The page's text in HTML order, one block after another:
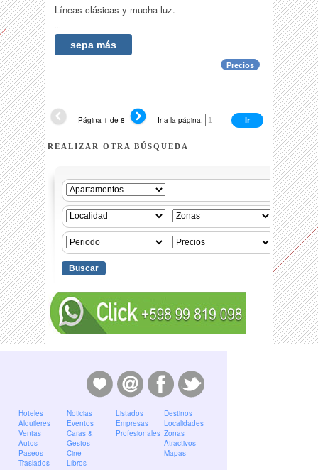
Líneas clásicas y mucha luz.
...
sepa más
Precios
Página 1 de 8 Ir a la página:
REALIZAR OTRA BÚSQUEDA
Hoteles
Alquileres
Ventas
Autos
Paseos
Traslados
Noticias
Eventos
Caras &
Gestos
Cine
Libros
Listados
Empresas
Profesionales
Destinos
Localidades
Zonas
Atractivos
Mapas